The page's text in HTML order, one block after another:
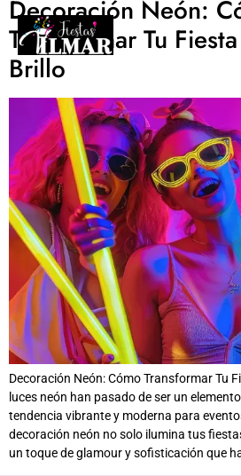
Decoración Neón:
Transformar Tu
Brillo
Decoración Neón: Cómo Transformar Tu
luces neón han pasado de ser un
tendencia vibrante y moderna para
decoración neón no solo ilumina tus
un toque de glamour y sofisticación que